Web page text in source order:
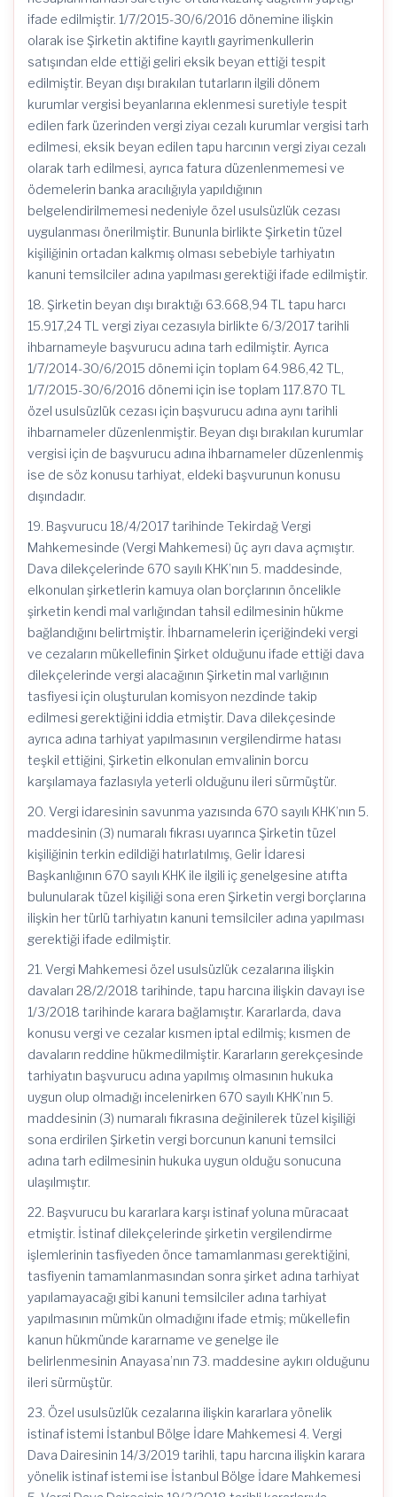
ifade edilmiştir. 1/7/2015-30/6/2016 dönemine ilişkin
olarak ise Şirketin aktifine kayıtlı gayrimenkullerin
satışından elde ettiği geliri eksik beyan ettiği tespit
edilmiştir. Beyan dışı bırakılan tutarların ilgili dönem
kurumlar vergisi beyanlarına eklenmesi suretiyle tespit
edilen fark üzerinden vergi ziyaı cezalı kurumlar vergisi tarh
edilmesi, eksik beyan edilen tapu harcının vergi ziyaı cezalı
olarak tarh edilmesi, ayrıca fatura düzenlenmemesi ve
ödemelerin banka aracılığıyla yapıldığının
belgelendirilmemesi nedeniyle özel usulsüzlük cezası
uygulanması önerilmiştir. Bununla birlikte Şirketin tüzel
kişiliğinin ortadan kalkmış olması sebebiyle tarhiyatın
kanuni temsilciler adına yapılması gerektiği ifade edilmiştir.
18. Şirketin beyan dışı bıraktığı 63.668,94 TL tapu harcı
15.917,24 TL vergi ziyaı cezasıyla birlikte 6/3/2017 tarihli
ihbarnameyle başvurucu adına tarh edilmiştir. Ayrıca
1/7/2014-30/6/2015 dönemi için toplam 64.986,42 TL,
1/7/2015-30/6/2016 dönemi için ise toplam 117.870 TL
özel usulsüzlük cezası için başvurucu adına aynı tarihli
ihbarnameler düzenlenmiştir. Beyan dışı bırakılan kurumlar
vergisi için de başvurucu adına ihbarnameler düzenlenmiş
ise de söz konusu tarhiyat, eldeki başvurunun konusu
dışındadır.
19. Başvurucu 18/4/2017 tarihinde Tekirdağ Vergi
Mahkemesinde (Vergi Mahkemesi) üç ayrı dava açmıştır.
Dava dilekçelerinde 670 sayılı KHK’nın 5. maddesinde,
elkonulan şirketlerin kamuya olan borçlarının öncelikle
şirketin kendi mal varlığından tahsil edilmesinin hükme
bağlandığını belirtmiştir. İhbarnamelerin içeriğindeki vergi
ve cezaların mükellefinin Şirket olduğunu ifade ettiği dava
dilekçelerinde vergi alacağının Şirketin mal varlığının
tasfiyesi için oluşturulan komisyon nezdinde takip
edilmesi gerektiğini iddia etmiştir. Dava dilekçesinde
ayrıca adına tarhiyat yapılmasının vergilendirme hatası
teşkil ettiğini, Şirketin elkonulan emvalinin borcu
karşılamaya fazlasıyla yeterli olduğunu ileri sürmüştür.
20. Vergi idaresinin savunma yazısında 670 sayılı KHK’nın 5.
maddesinin (3) numaralı fıkrası uyarınca Şirketin tüzel
kişiliğinin terkin edildiği hatırlatılmış, Gelir İdaresi
Başkanlığının 670 sayılı KHK ile ilgili iç genelgesine atıfta
bulunularak tüzel kişiliği sona eren Şirketin vergi borçlarına
ilişkin her türlü tarhiyatın kanuni temsilciler adına yapılması
gerektiği ifade edilmiştir.
21. Vergi Mahkemesi özel usulsüzlük cezalarına ilişkin
davaları 28/2/2018 tarihinde, tapu harcına ilişkin davayı ise
1/3/2018 tarihinde karara bağlamıştır. Kararlarda, dava
konusu vergi ve cezalar kısmen iptal edilmiş; kısmen de
davaların reddine hükmedilmiştir. Kararların gerekçesinde
tarhiyatın başvurucu adına yapılmış olmasının hukuka
uygun olup olmadığı incelenirken 670 sayılı KHK’nın 5.
maddesinin (3) numaralı fıkrasına değinilerek tüzel kişiliği
sona erdirilen Şirketin vergi borcunun kanuni temsilci
adına tarh edilmesinin hukuka uygun olduğu sonucuna
ulaşılmıştır.
22. Başvurucu bu kararlara karşı istinaf yoluna müracaat
etmiştir. İstinaf dilekçelerinde şirketin vergilendirme
işlemlerinin tasfiyeden önce tamamlanması gerektiğini,
tasfiyenin tamamlanmasından sonra şirket adına tarhiyat
yapılamayacağı gibi kanuni temsilciler adına tarhiyat
yapılmasının mümkün olmadığını ifade etmiş; mükellefin
kanun hükmünde kararname ve genelge ile
belirlenmesinin Anayasa’nın 73. maddesine aykırı olduğunu
ileri sürmüştür.
23. Özel usulsüzlük cezalarına ilişkin kararlara yönelik
istinaf istemi İstanbul Bölge İdare Mahkemesi 4. Vergi
Dava Dairesinin 14/3/2019 tarihli, tapu harcına ilişkin karara
yönelik istinaf istemi ise İstanbul Bölge İdare Mahkemesi